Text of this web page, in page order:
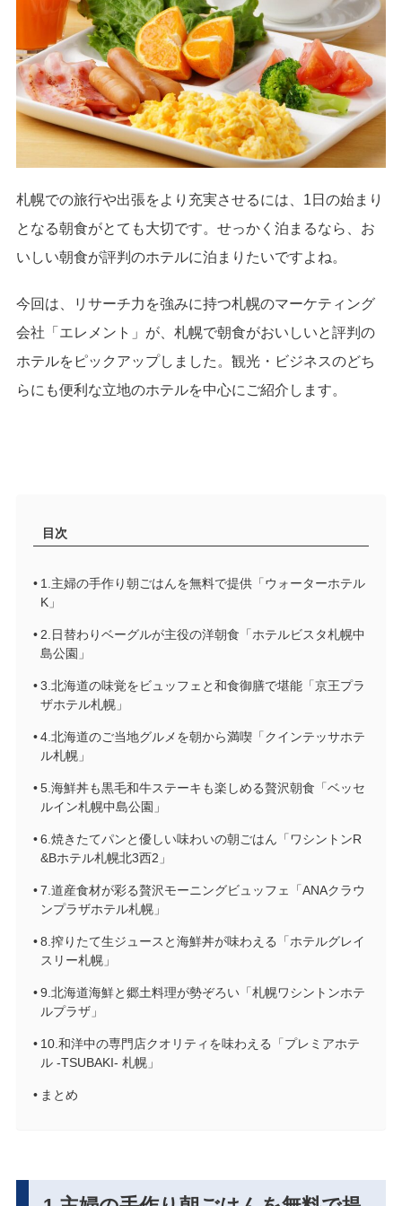
札幌での旅行や出張をより充実させるには、1日の始まり
となる朝食がとても大切です。せっかく泊まるなら、お
いしい朝食が評判のホテルに泊まりたいですよね。
今回は、リサーチ力を強みに持つ札幌のマーケティング
会社「エレメント」が、札幌で朝食がおいしいと評判の
ホテルをピックアップしました。観光・ビジネスのどち
らにも便利な立地のホテルを中心にご紹介します。
目次
1.主婦の手作り朝ごはんを無料で提供「ウォーターホテル
K」
2.日替わりベーグルが主役の洋朝食「ホテルビスタ札幌中
島公園」
3.北海道の味覚をビュッフェと和食御膳で堪能「京王プラ
ザホテル札幌」
4.北海道のご当地グルメを朝から満喫「クインテッサホテ
ル札幌」
5.海鮮丼も黒毛和牛ステーキも楽しめる贅沢朝食「ベッセ
ルイン札幌中島公園」
6.焼きたてパンと優しい味わいの朝ごはん「ワシントンR
&Bホテル札幌北3西2」
7.道産食材が彩る贅沢モーニングビュッフェ「ANAクラウ
ンプラザホテル札幌」
8.搾りたて生ジュースと海鮮丼が味わえる「ホテルグレイ
スリー札幌」
9.北海道海鮮と郷土料理が勢ぞろい「札幌ワシントンホテ
ルプラザ」
10.和洋中の専門店クオリティを味わえる「プレミアホテ
ル -TSUBAKI- 札幌」
まとめ